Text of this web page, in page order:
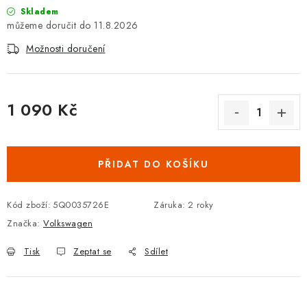
VW
Cookies a podmínky používání stránek
Skladem
11.8.2026
Možnosti doručení
1 090 Kč
PŘIDAT DO KOŠÍKU
Kód zboží: 5Q0035726E Záruka: 2 roky
Značka: Volkswagen
Tisk Zeptat se Sdílet